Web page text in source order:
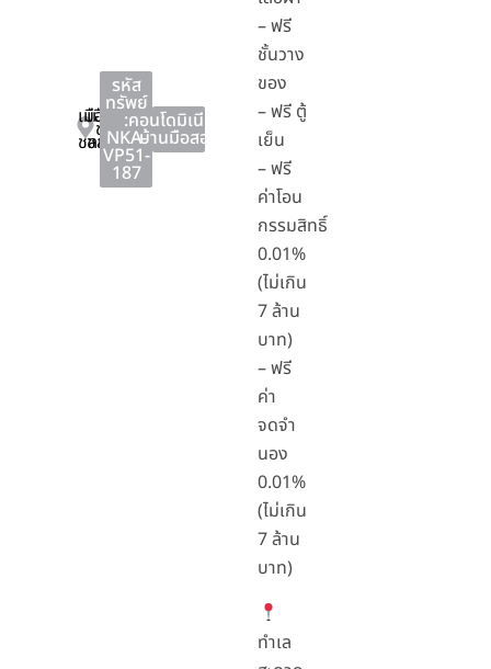
เมือง
ชลบุรี
เมือง
ชลบุรี
ชลบุรี
รหัส
ทรัพย์
:
NKA-
VP51-
187
คอนโดมิเนียม
บ้านมือสอง
– ฟรี
ชั้นวาง
ของ
– ฟรี ตู้
เย็น
– ฟรี
ค่าโอน
กรรมสิทธิ์
0.01%
(ไม่เกิน
7 ล้าน
บาท)
– ฟรี
ค่า
จดจำ
นอง
0.01%
(ไม่เกิน
7 ล้าน
บาท)
ทำเล